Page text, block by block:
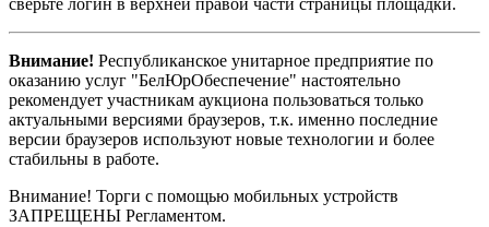
сверьте логин в верхней правой части страницы площадки.
Внимание! Республиканское унитарное предприятие по
оказанию услуг "БелЮрОбеспечение" настоятельно
рекомендует участникам аукциона пользоваться только
актуальными версиями браузеров, т.к. именно последние
версии браузеров используют новые технологии и более
стабильны в работе.
Внимание! Торги с помощью мобильных устройств
ЗАПРЕЩЕНЫ Регламентом.